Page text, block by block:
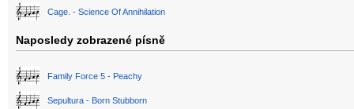
Cage. - Science Of Annihilation
Naposledy zobrazené písně
Family Force 5 - Peachy
Sepultura - Born Stubborn